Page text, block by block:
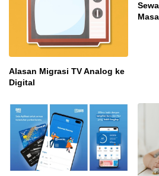
Alasan Migrasi TV Analog ke
Digital